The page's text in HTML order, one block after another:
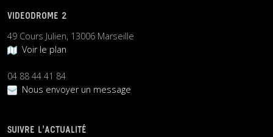
VIDEODROME 2
49 Cours Julien, 13006 Marseille
Voir le plan
04 88 44 41 84
Nous envoyer un message
SUIVRE L’ACTUALITÉ